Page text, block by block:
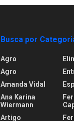
Busca por
Agro
Agro
Amanda Vidal
Ana Karina
Wiermann
Artigo